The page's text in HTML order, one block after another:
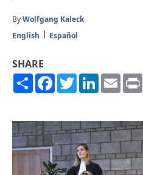
ByWolfgang Kaleck
English
Español
SHARE
ShareFacebook
TwitterLinkedIn
Email